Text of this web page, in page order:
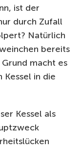
ist der
durch Zufall
Natürlich
bereits
Grund macht es
Kessel in die
Kessel als